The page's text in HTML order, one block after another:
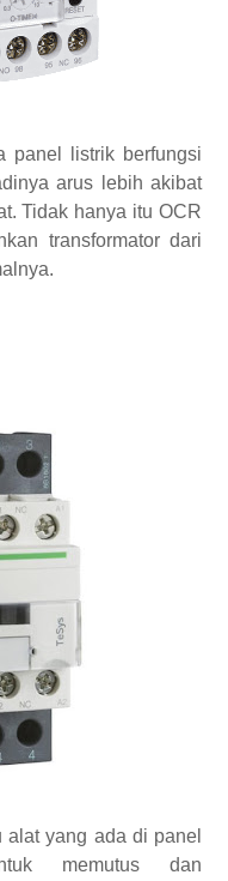
panel listrik berfungsi
arus lebih akibat
Tidak hanya itu OCR
transformator dari
alat yang ada di panel
memutus dan